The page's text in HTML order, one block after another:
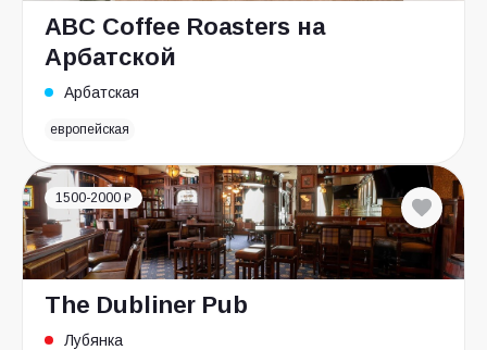
ABC Coffee Roasters на
Арбатской
Арбатская
европейская
1500-2000 ₽
The Dubliner Pub
Лубянка